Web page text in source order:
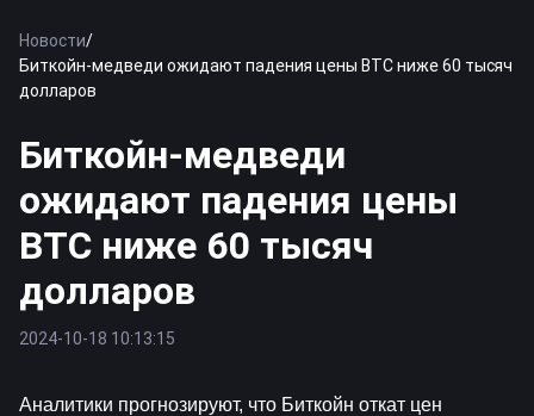
Новости/
Биткойн-медведи ожидают падения цены BTC ниже 60 тысяч
долларов
Биткойн-медведи
ожидают падения цены
BTC ниже 60 тысяч
долларов
2024-10-18 10:13:15
Аналитики прогнозируют, что Биткойн откат цен